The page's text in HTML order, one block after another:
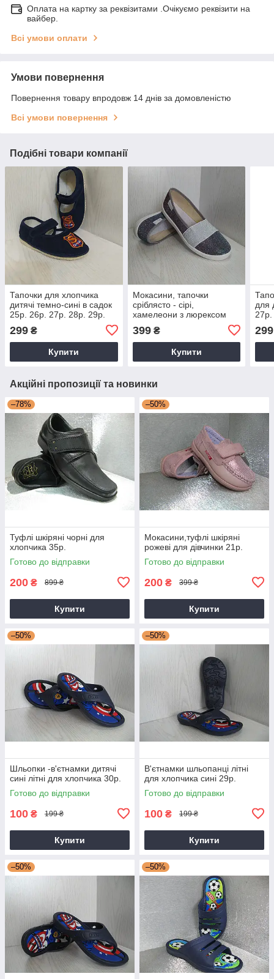
Оплата на картку за реквізитами .Очікуємо реквізити на
вайбер.
Всі умови оплати
Умови повернення
Повернення товару впродовж 14 днів за домовленістю
Всі умови повернення
Подібні товари компанії
Тапочки для хлопчика
дитячі темно-сині в садок
25р. 26р. 27р. 28р. 29р.
299 ₴
Купити
Мокасини, тапочки
сріблясто - сірі,
хамелеони з люрексом
399₴
Купити
для
27р.
299
Акційні пропозиції та новинки
–78%
Туфлі шкіряні чорні для
хлопчика 35р.
Готово до відправки
200 ₴ 899 ₴
Купити
–50%
Мокасини,туфлі шкіряні
рожеві для дівчинки 21р.
Готово до відправки
200 ₴ 399 ₴
Купити
–50%
Шльопки -в'єтнамки дитячі
сині літні для хлопчика 30р.
Готово до відправки
100 ₴ 199 ₴
Купити
–50%
В'єтнамки шльопанці літні
для хлопчика сині 29р.
Готово до відправки
100 ₴ 199 ₴
Купити
–50% –50%